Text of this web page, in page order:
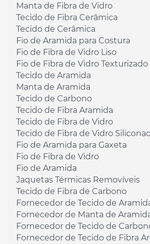
Manta de Fibra de Vidro
Tecido de Fibra Cerâmica
Tecido de Cerâmica
Fio de Aramida para Costura
Fio de Fibra de Vidro Liso
Fio de Fibra de Vidro Texturizado
Tecido de Aramida
Manta de Aramida
Tecido de Carbono
Tecido de Fibra Aramida
Tecido de Fibra de Vidro
Tecido de Fibra de Vidro
Fio de Aramida para Gaxeta
Fio de Fibra de Vidro
Fio de Aramida
Jaquetas Térmicas Removíveis
Tecido de Fibra de Carbono
Fornecedor de Tecido de
Fornecedor de Manta de
Fornecedor de Tecido de
Fornecedor de Tecido de Fibra